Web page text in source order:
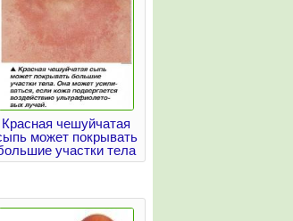
Красная чешуйчатая
может покрывать
участки тела